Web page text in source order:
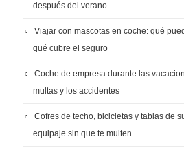
después del verano
Viajar con mascotas en coche: qué
qué cubre el seguro
Coche de empresa durante las
multas y los accidentes
Cofres de techo, bicicletas y tablas de
equipaje sin que te multen